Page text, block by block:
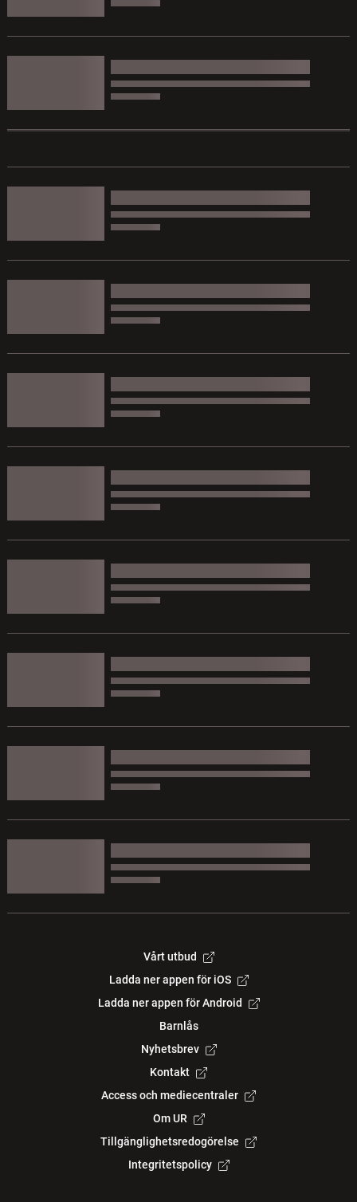
Vårt utbud
Ladda ner appen för iOS
Ladda ner appen för Android
Barnlås
Nyhetsbrev
Kontakt
Access och mediecentraler
Om UR
Tillgänglighetsredogörelse
Integritetspolicy